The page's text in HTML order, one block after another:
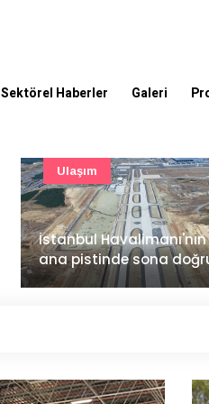
Sektörel Haberler Galeri
İzocam'da Metriks
ile akıllı üretim dönemi
başladı
Şirket Haberleri